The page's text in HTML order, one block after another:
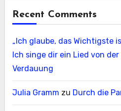
Recent Comments
„Ich glaube, das Wichtigste
Ich singe dir ein Lied von
Verdauung
Julia Gramm zu Durch die